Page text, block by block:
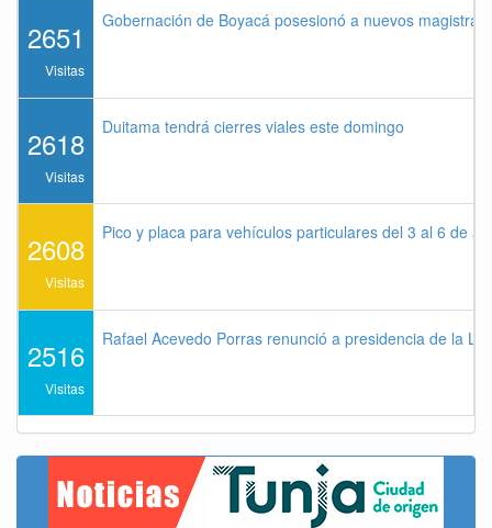
2651
Visitas
Gobernación de Boyacá posesionó a nuevos
2618
Visitas
Duitama tendrá cierres viales este domingo
2608
Visitas
Pico y placa para vehículos particulares del 3 al 6 de
2516
Visitas
Rafael Acevedo Porras renunció a presidencia de la